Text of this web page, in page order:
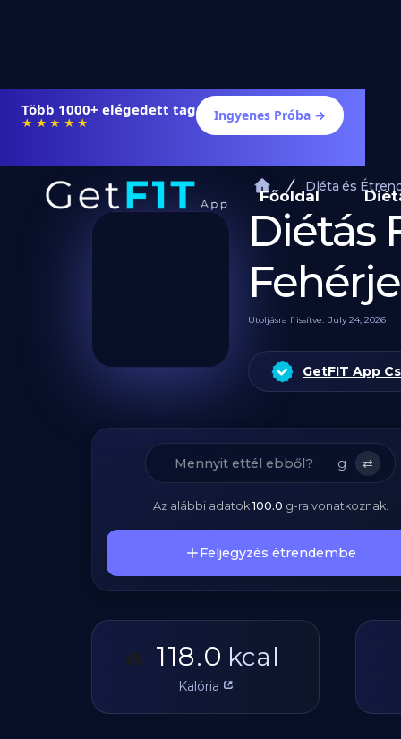
Több 1000+ elégedett tag
★★★★★ Ingyenes Próba →
Főoldal
Diéta és
Diétás
Utoljásra frissítve: July 24, 2026
GetFIT App
g ⇄
Az alábbi adatok100.0 g-ra vonatkoznak.
Feljegyzés étrendembe
🔥 118.0 kcal
Kalória